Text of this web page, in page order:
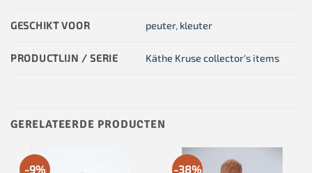
GESCHIKT VOOR peuter, kleuter
PRODUCTLIJN / SERIE Käthe Kruse collector's items
GERELATEERDE PRODUCTEN
-9% -38%